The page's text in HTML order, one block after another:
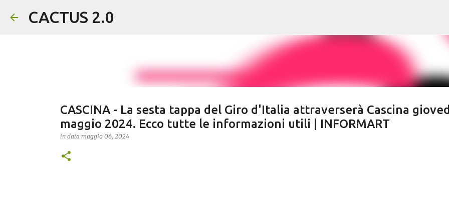
CACTUS 2.0
CASCINA - La sesta tappa del Giro d'Italia attraverserà Cascina
maggio 2024. Ecco tutte le informazioni utili | INFORMART
in data maggio 06, 2024